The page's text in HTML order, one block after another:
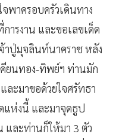
จพาครอบครัวเดินทาง
รงาน และขอเลขเด็ด
าปู่มุจลินท์นาคราช หลัง
คียนทอง-ทิพย์ฯ ท่านมัก
ะมาขอด้วยใจศรัทธา
แห่งนี้ และมาจุดธูป
และท่านก็ให้มา 3 ตัว